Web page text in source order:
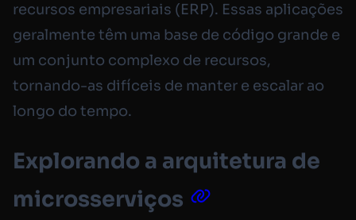
recursos empresariais (ERP). Essas aplicações
geralmente têm uma base de código grande e
um conjunto complexo de recursos,
tornando-as difíceis de manter e escalar ao
longo do tempo.
Explorando a arquitetura de
microsserviços